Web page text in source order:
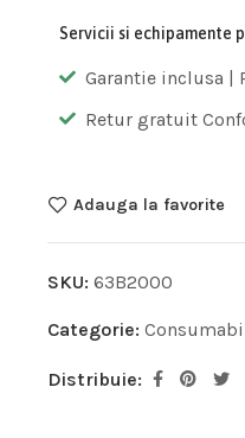
Servicii si echipamente
Garantie inclusa |
Retur gratuit
Adauga la favorite
SKU: 63B2000
Categorie:
Distribuie: